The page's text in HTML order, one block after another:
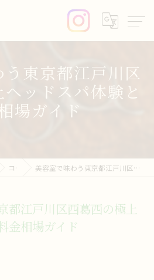
東京都江戸川区
ッドスパ体験と
場ガイド
コラム 美容室で味わう東京都江戸川区西葛西の極上ヘッドスパ体験と料金相場ガイド
都江戸川区西葛西の極上
金相場ガイド